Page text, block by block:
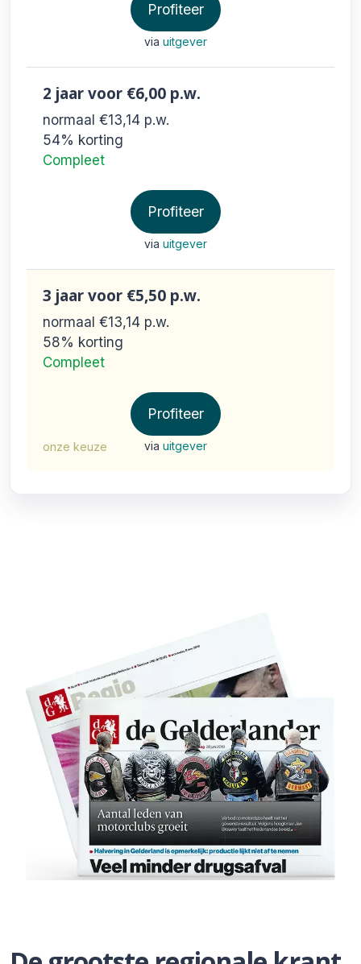
Profiteer
via uitgever
2 jaarvoor €6,00 p.w.
normaal €13,14 p.w.
54% korting
Compleet
Profiteer
via uitgever
onze keuze
3 jaarvoor €5,50 p.w.
normaal €13,14 p.w.
58% korting
Compleet
Profiteer
via uitgever